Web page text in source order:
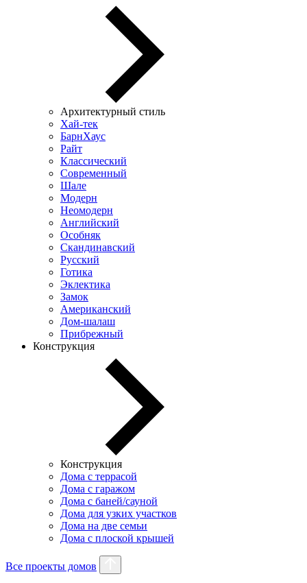
Архитектурный стиль
Хай-тек
БарнХаус
Райт
Классический
Современный
Шале
Модерн
Неомодерн
Английский
Особняк
Скандинавский
Русский
Готика
Эклектика
Замок
Американский
Дом-шалаш
Прибрежный
Конструкция
Конструкция
Дома с террасой
Дома с гаражом
Дома с баней/сауной
Дома для узких участков
Дома на две семьи
Дома с плоской крышей
Все проекты домов